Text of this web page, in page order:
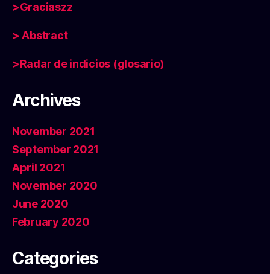
>Graciaszz
> Abstract
>Radar de indicios (glosario)
Archives
November 2021
September 2021
April 2021
November 2020
June 2020
February 2020
Categories